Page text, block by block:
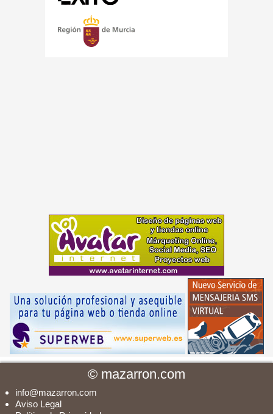
© mazarron.com
info@mazarron.com
Aviso Legal